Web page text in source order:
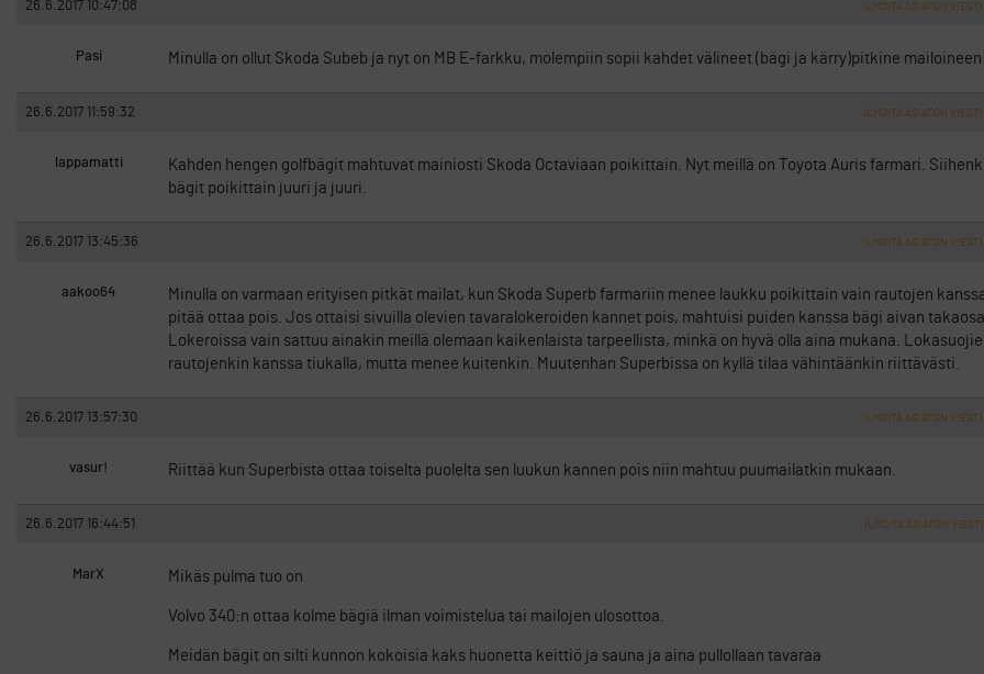
26.6.2017 10:47:08 ILMOITA ASIATON VIESTI
Pasi Minulla on ollut Skoda Subeb ja nyt on MB E-farkku, molempiin sopii kahdet välineet (bägi ja kärry)pitkine mailoineen!
26.6.2017 11:59:32 ILMOITA ASIATON VIESTI
lappamatti
Kahden hengen golfbägit mahtuvat mainiosti Skoda Octaviaan poikittain. Nyt meillä on Toyota Auris farmari.
bägit poikittain juuri ja juuri.
26.6.2017 13:45:36 ILMOITA ASIATON VIESTI
aakoo64
Minulla on varmaan erityisen pitkät mailat, kun Skoda Superb farmariin menee laukku poikittain vain rautojen
pitää ottaa pois. Jos ottaisi sivuilla olevien tavaralokeroiden kannet pois, mahtuisi puiden kanssa bägi aivan
Lokeroissa vain sattuu ainakin meillä olemaan kaikenlaista tarpeellista, minkä on hyvä olla aina mukana.
rautojenkin kanssa tiukalla, mutta menee kuitenkin. Muutenhan Superbissa on kyllä tilaa vähintäänkin riittävästi.
26.6.2017 13:57:30 ILMOITA ASIATON VIESTI
vasur! Riittää kun Superbista ottaa toiselta puolelta sen luukun kannen pois niin mahtuu puumailatkin mukaan.
26.6.2017 16:44:51 ILMOITA ASIATON VIESTI
MarX Mikäs pulma tuo on
Volvo 340:n ottaa kolme bägiä ilman voimistelua tai mailojen ulosottoa.
Meidän bägit on silti kunnon kokoisia kaks huonetta keittiö ja sauna ja aina pullollaan tavaraa